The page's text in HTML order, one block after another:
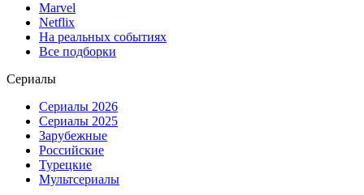
Marvel
Netflix
На реальных событиях
Все подборки
Сериалы
Сериалы 2026
Сериалы 2025
Зарубежные
Российские
Турецкие
Мультсериалы